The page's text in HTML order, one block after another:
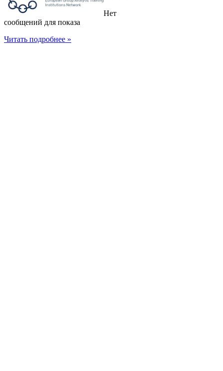
Нет
сообщений для показа
Читать подробнее »